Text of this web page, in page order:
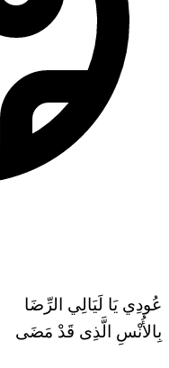
عُودِي يَا لَيَالِي الرِّضَا
بِالأُنْسِ الَّذِى قَدْ مَضَى